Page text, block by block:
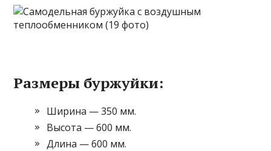
Размеры буржуйки:
Ширина — 350 мм.
Высота — 600 мм.
Длина — 600 мм.